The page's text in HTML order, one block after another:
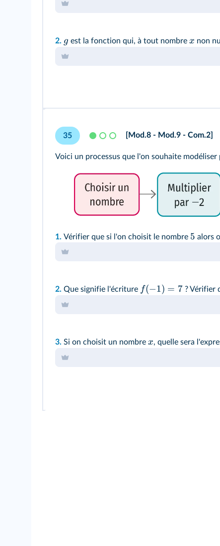
2. g est la fonction qui, à tout nombre x non
35 [Mod.8 - Mod.9 - Com.2]
Voici un processus que l'on souhaite
1. Vérifier que si l'on choisit le nombre 5 alors
2. Que signifie l'écriture f(−1) = 7 ? Vérifier
3. Si on choisit un nombre x, quelle sera